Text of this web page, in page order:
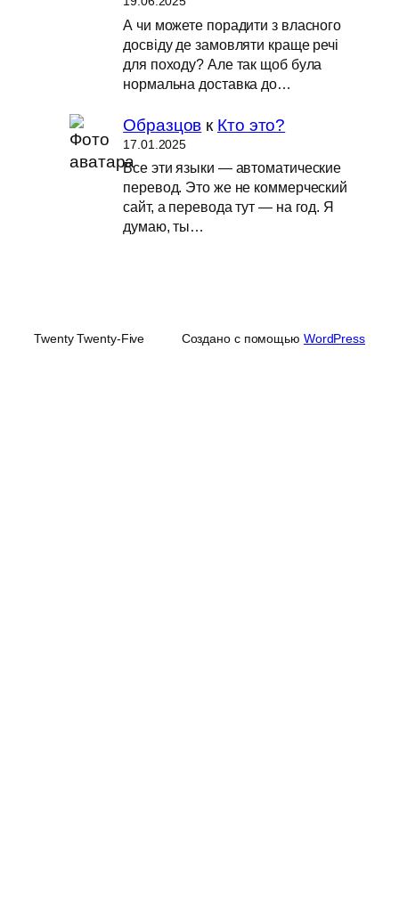
А чи можете порадити з власного
досвіду де замовляти краще речі
для походу? Але так щоб була
нормальна доставка до…
Образцов к Кто это?
17.01.2025
Все эти языки — автоматические
перевод. Это же не коммерческий
сайт, а перевода тут — на год. Я
думаю, ты…
Twenty Twenty-Five Создано с помощью WordPress